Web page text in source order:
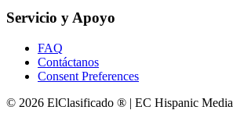
Servicio y Apoyo
FAQ
Contáctanos
Consent Preferences
© 2026 ElClasificado ® | EC Hispanic Media